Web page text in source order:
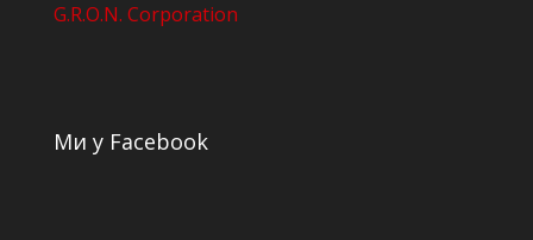
G.R.O.N. Corporation
Ми у Facebook